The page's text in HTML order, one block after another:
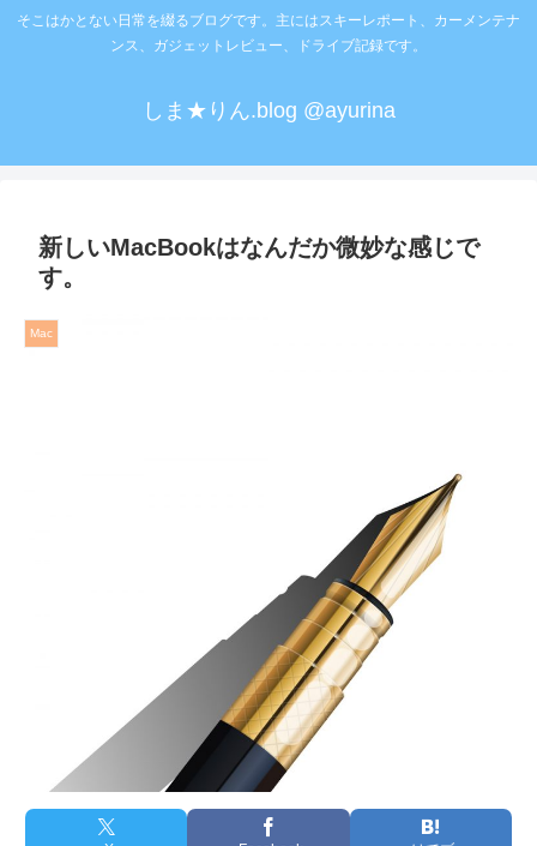
そこはかとない日常を綴るブログです。主にはスキーレポート、カーメンテナ
ンス、ガジェットレビュー、ドライブ記録です。
しま★りん.blog @ayurina
新しいMacBookはなんだか微妙な感じで
す。
Mac